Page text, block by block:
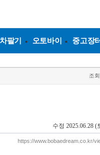
팔기 오토바이 중고장
조회
수정 2025.06.28 (
https://www.bobaedream.co.kr/